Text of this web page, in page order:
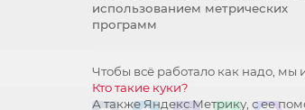
Чтобы всё работало как надо, мы
Кто такие куки?
А также Яндекс.Метрику, с ее
использованием метрических
программ